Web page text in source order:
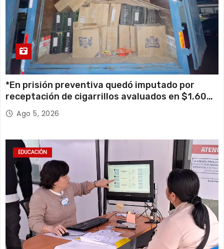
*En prisión preventiva quedó imputado por
receptación de cigarrillos avaluados en $1.600
millones*
Ago 5, 2026
EDUCACIÓN